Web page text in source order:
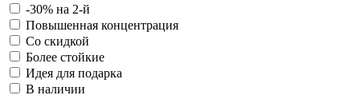
-30% на 2-й
Повышенная концентрация
Со скидкой
Более стойкие
Идея для подарка
В наличии